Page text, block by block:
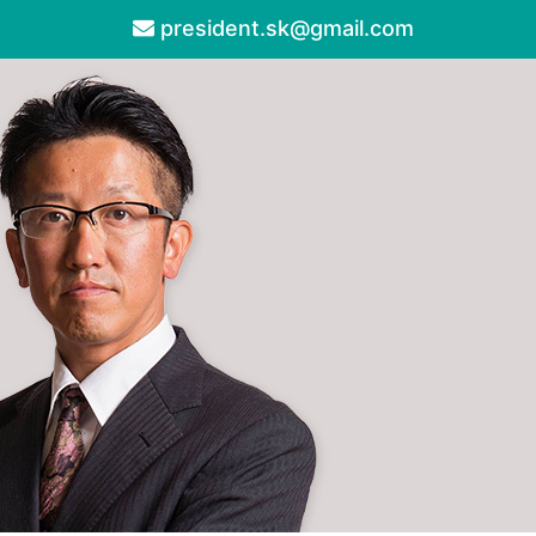
president.sk@gmail.com